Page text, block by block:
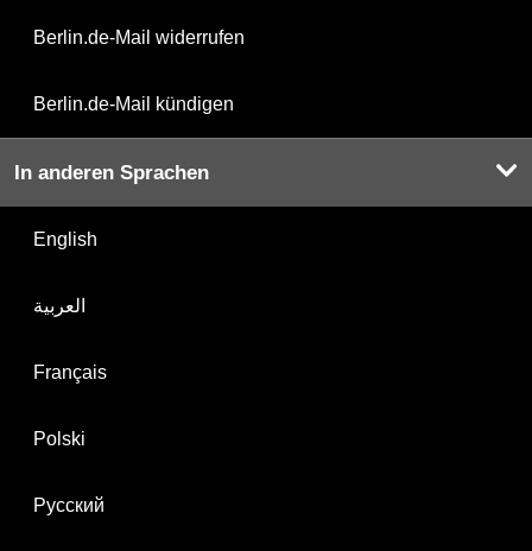
Berlin.de-Mail widerrufen
Berlin.de-Mail kündigen
In anderen Sprachen
English
العربية
Français
Polski
Русский